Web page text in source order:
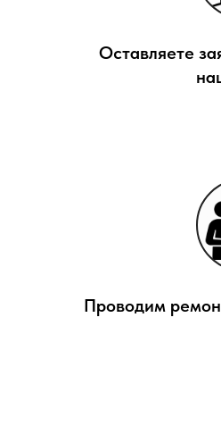
Оставляете
Проводим